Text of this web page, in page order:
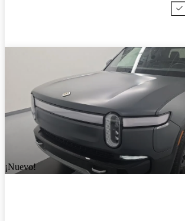
¡Nuevo!